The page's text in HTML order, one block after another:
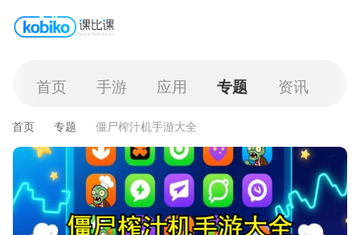
首页 手游 应用 专题 资讯
首页 专题 僵尸榨汁机手游大全